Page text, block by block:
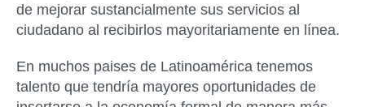
de mejorar sustancialmente sus servicios al
ciudadano al recibirlos mayoritariamente en línea.
En muchos paises de Latinoamérica tenemos
talento que tendría mayores oportunidades de